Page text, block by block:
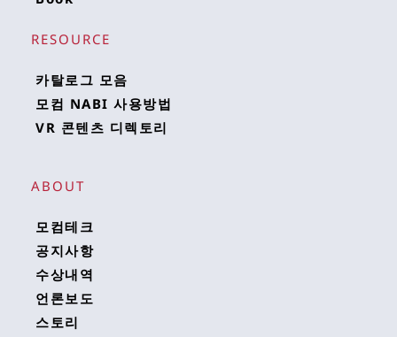
RESOURCE
카탈로그 모음
모컴 NABI 사용방법
VR 콘텐츠 디렉토리
ABOUT
모컴테크
공지사항
수상내역
언론보도
스토리